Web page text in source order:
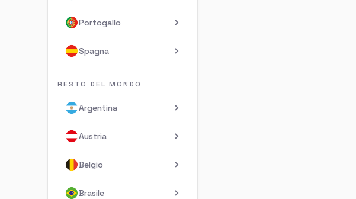
Portogallo
Spagna
RESTO DEL MONDO
Argentina
Austria
Belgio
Brasile